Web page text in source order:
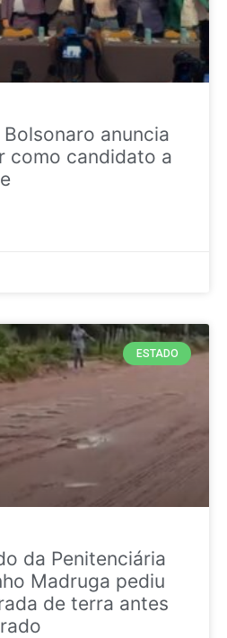
anuncia
como candidato a
ESTADO
da Penitenciária
Madruga pediu
de terra antes